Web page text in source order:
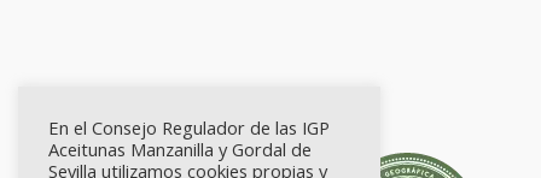
En el Consejo Regulador de las IGP
Aceitunas Manzanilla y Gordal de
Sevilla utilizamos cookies propias y